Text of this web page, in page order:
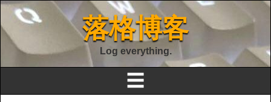
落格博客
Log everything.
☰